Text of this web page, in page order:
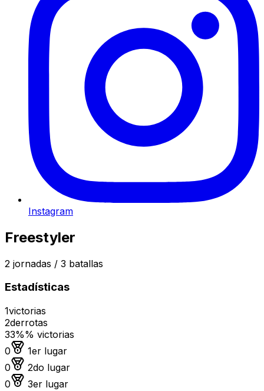
Instagram
Freestyler
2 jornadas / 3 batallas
Estadísticas
1victorias
2derrotas
33%% victorias
0
Medalla de oro
1er lugar
0
Medalla de plata
2do lugar
0
Medalla de bronce
3er lugar